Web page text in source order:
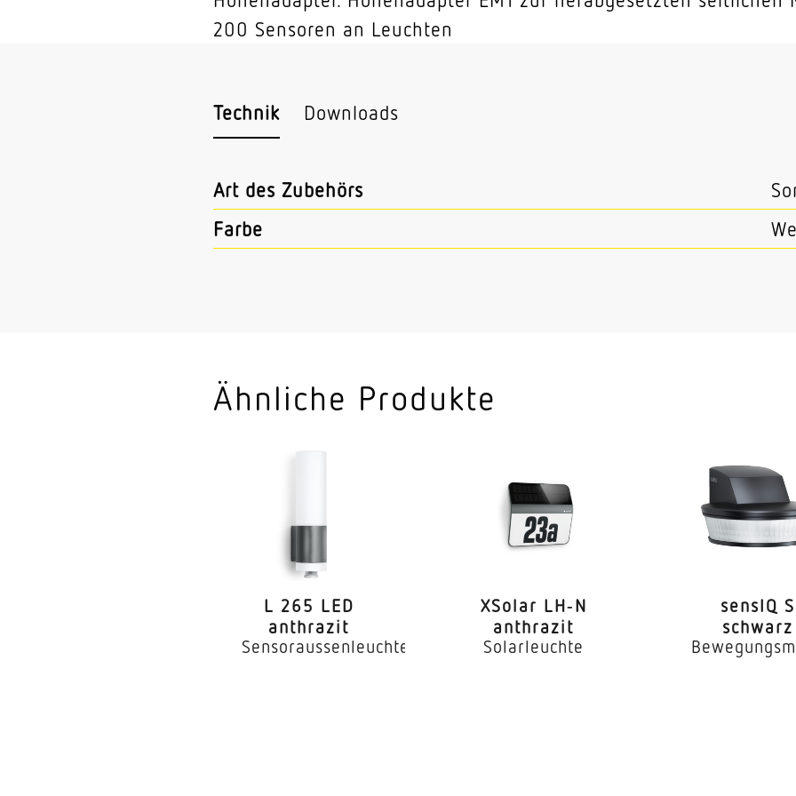
200 Sensoren an Leuchten
Technik Downloads
Art des Zubehörs
Farbe
Ähnliche Produkte
L 265 LED
anthrazit
Sensoraussenleuchte
XSolar LH‑N
anthrazit
Solarleuchte
sensIQ S
schwarz